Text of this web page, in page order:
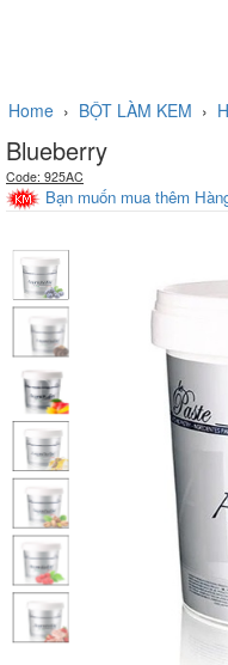
Home › BỘT LÀM KEM ›
Blueberry
Code: 925AC
Bạn muốn mua thêm